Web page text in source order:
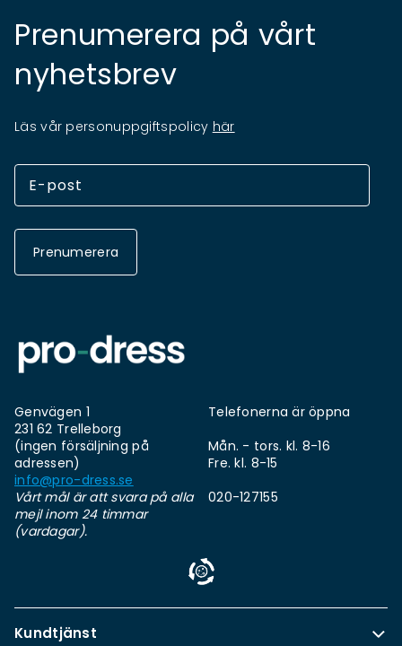
Prenumerera på vårt
nyhetsbrev
Läs vår personuppgiftspolicy här
Prenumerera
Genvägen 1
231 62 Trelleborg
(ingen försäljning på
adressen)
info@pro-dress.se
Vårt mål är att svara på alla
mejl inom 24 timmar
(vardagar).
Telefonerna är öppna
Mån. - tors. kl. 8-16
Fre. kl. 8-15
020-127155
Kundtjänst